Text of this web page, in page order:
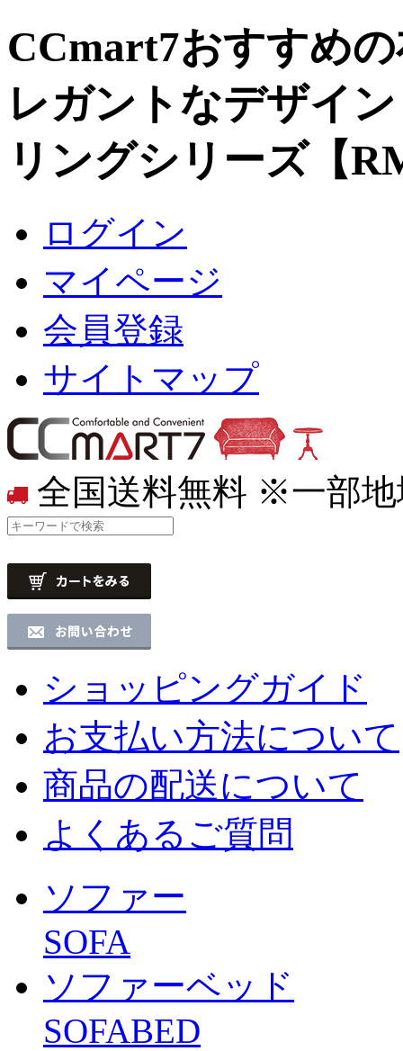
CCmart7おすすめ
レガントなデザイ
リングシリーズ【
ログイン
マイページ
会員登録
サイトマップ
全国送料無料 ※一部地
ショッピングガイド
お支払い方法について
商品の配送について
よくあるご質問
ソファー
SOFA
ソファーベッド
SOFABED